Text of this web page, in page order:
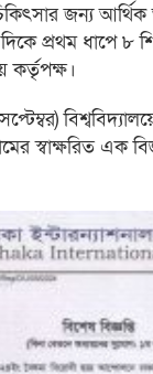
জন্য
প্রথম ধাপে ৮
কর্তৃপক্ষ।
স্বাক্ষরিত এক